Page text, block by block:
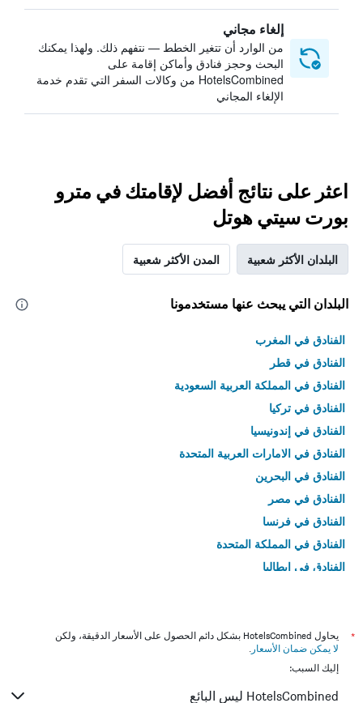
إلغاء مجاني
من الوارد أن تتغير الخطط — نتفهم ذلك. ولهذا يمكنك
البحث وحجز فنادق وأماكن إقامة على
HotelsCombined من وكالات السفر التي تقدم خدمة
الإلغاء المجاني
اعثر على نتائج أفضل لإقامتك في مترو
بورت سيتي هوتل
البلدان الأكثر شعبية المدن الأكثر شعبية
البلدان التي يبحث عنها مستخدمونا
الفنادق في المغرب
الفنادق في قطر
الفنادق في المملكة العربية السعودية
الفنادق في تركيا
الفنادق في إندونيسيا
الفنادق في الامارات العربية المتحدة
الفنادق في البحرين
الفنادق في مصر
الفنادق في فرنسا
الفنادق في المملكة المتحدة
الفنادق في إيطاليا
*
يحاول HotelsCombined بشكل دائم الحصول على الأسعار الدقيقة، ولكن
لا يمكن ضمان الأسعار .
إليك السبب:
HotelsCombined ليس البائع